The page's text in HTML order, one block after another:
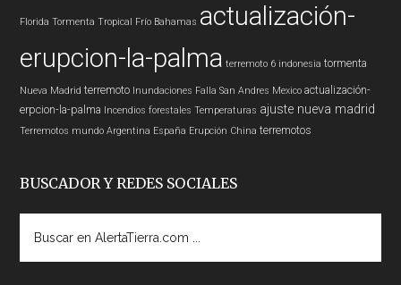
Florida Tormenta Tropical Frío Bahamas actualización-
erupcion-la-palma terremoto 6 indonesia tormenta
Nueva Madrid terremoto Inundaciones Falla San Andres Mexico actualización-
erpcion-la-palma Incendios forestales Temperaturas ajuste nueva madrid
Terremotos mundo Argentina España Erupción China terremotos
BUSCADOR Y REDES SOCIALES
AlertaTierra.com